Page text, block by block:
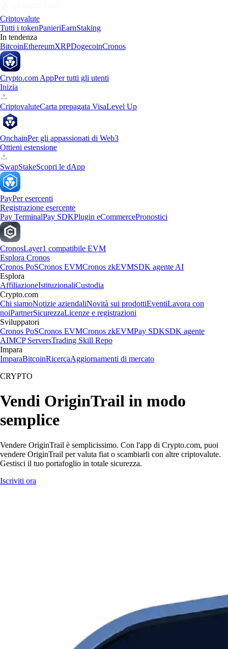
Criptovalute
Tutti i tokenPanieriEarnStaking
In tendenza
BitcoinEthereumXRPDogecoinCronos
Crypto.com AppPer tutti gli utenti
Inizia
CriptovaluteCarta prepagata VisaLevel Up
OnchainPer gli appassionati di Web3
Ottieni estensione
SwapStakeScopri le dApp
PayPer esercenti
Registrazione esercente
Pay TerminalPay SDKPlugin eCommercePronostici
CronosLayer1 compatibile EVM
Esplora Cronos
Cronos PoSCronos EVMCronos zkEVMSDK agente AI
Esplora
AffiliazioneIstituzionaliCustodia
Crypto.com
Chi siamoNotizie aziendaliNovità sui prodottiEventiLavora con
noiPartnerSicurezzaLicenze e registrazioni
Sviluppatori
Cronos PoSCronos EVMCronos zkEVMPay SDKSDK agente
AIMCP ServersTrading Skill Repo
Impara
ImparaBitcoinRicercaAggiornamenti di mercato
CRYPTO
Vendi OriginTrail in modo
semplice
Vendere OriginTrail è semplicissimo. Con l'app di Crypto.com, puoi
vendere OriginTrail per valuta fiat o scambiarli con altre criptovalute.
Gestisci il tuo portafoglio in totale sicurezza.
Iscriviti ora